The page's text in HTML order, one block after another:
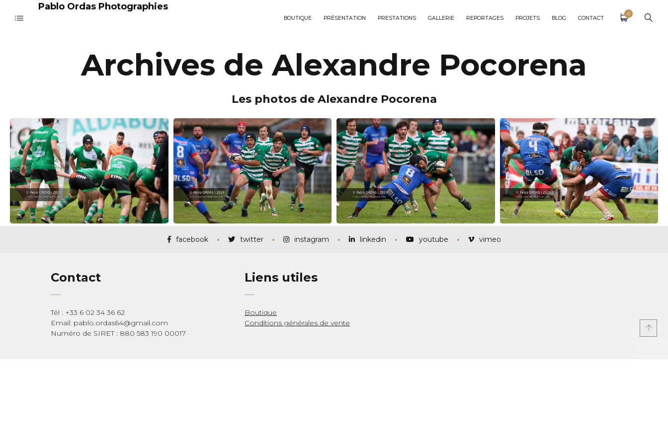
Pablo Ordas Photographies
BOUTIQUE PRÉSENTATION PRESTATIONS GALLERIE REPORTAGES PROJETS BLOG CONTACT
0
Archives de Alexandre Pocorena
Les photos de Alexandre Pocorena
facebook twitter instagram linkedin youtube vimeo
Contact
Tél : +33 6 02 34 36 62
Email: pablo.ordas64@gmail.com
Numéro de SIRET : 880 583 190 00017
Liens utiles
Boutique
Conditions générales de vente